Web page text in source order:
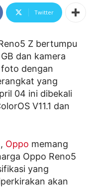
Twitter
Z bertumpu
dan kamera
dengan
yang
04 ini dibekali
V11.1 dan
Oppo memang
Oppo Reno5
yang
akan